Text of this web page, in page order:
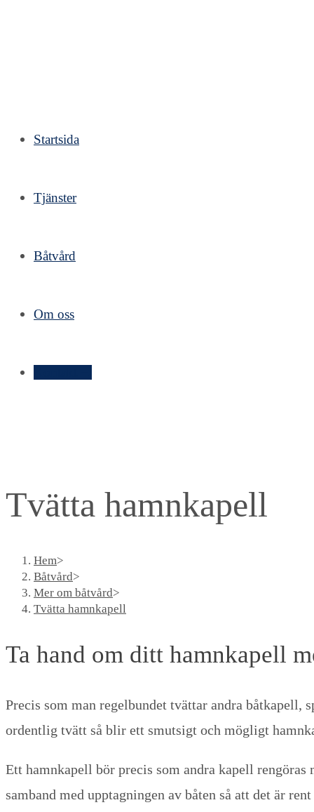
Startsida
Tjänster
Båtvård
Om oss
Tvätta hamnkapell
Hem>
Båtvård>
Mer om båtvård>
Tvätta hamnkapell
Ta hand om ditt hamnkapell
Precis som man regelbundet tvättar andra båtkapell,
ordentlig tvätt så blir ett smutsigt och mögligt
Ett hamnkapell bör precis som andra kapell
samband med upptagningen av båten så att det är